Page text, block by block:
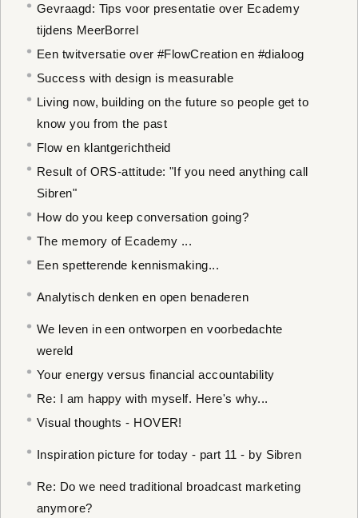
Gevraagd: Tips voor presentatie over Ecademy
tijdens MeerBorrel
Een twitversatie over #FlowCreation en #dialoog
Success with design is measurable
Living now, building on the future so people get to
know you from the past
Flow en klantgerichtheid
Result of ORS-attitude: "If you need anything call
Sibren"
How do you keep conversation going?
The memory of Ecademy ...
Een spetterende kennismaking...
Analytisch denken en open benaderen
We leven in een ontworpen en voorbedachte
wereld
Your energy versus financial accountability
Re: I am happy with myself. Here's why...
Visual thoughts - HOVER!
Inspiration picture for today - part 11 - by Sibren
Re: Do we need traditional broadcast marketing
anymore?